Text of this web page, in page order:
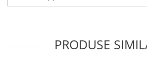
PRODUSE